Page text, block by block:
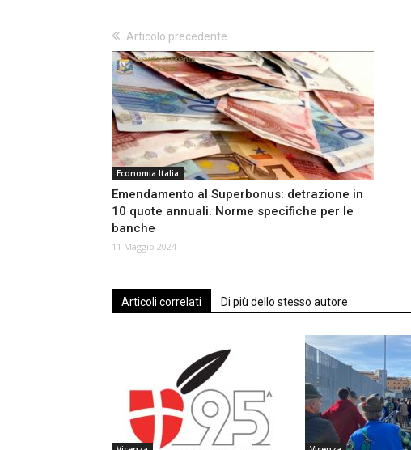
Articolo precedente
Economia Italia
Emendamento al Superbonus: detrazione in
10 quote annuali. Norme specifiche per le
banche
11 Maggio 2024
Articoli correlati Di più dello stesso autore